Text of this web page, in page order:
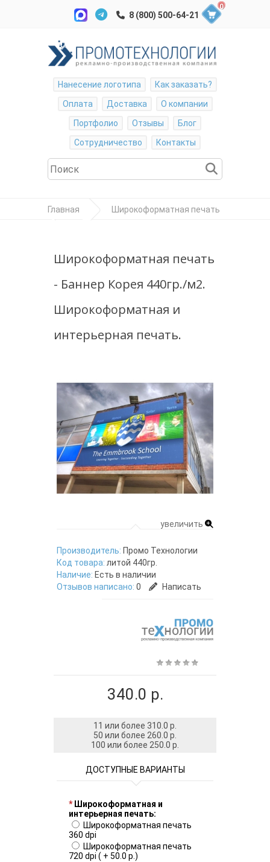
0
Нанесение логотипа
Как заказать?
Оплата
Доставка
О компании
Портфолио
Отзывы
Блог
Сотрудничество
Контакты
Главная Широкоформатная печать
Широкоформатная и интерьерная печать.
Широкоформатная печать
- Баннер Корея 440гр./м2.
Широкоформатная и
интерьерная печать.
увеличить
Производитель: Промо Технологии
Код товара: литой 440гр.
Наличие: Есть в наличии
Отзывов написано: 0 Написать
340.0 р.
11 или более 310.0 р.
50 или более 260.0 р.
100 или более 250.0 р.
ДОСТУПНЫЕ ВАРИАНТЫ
* Широкоформатная и
интерьерная печать:
Широкоформатная печать
360 dpi
Широкоформатная печать
720 dpi ( + 50.0 р.)